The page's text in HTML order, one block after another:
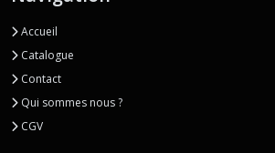
Accueil
Catalogue
Contact
Qui sommes nous ?
CGV